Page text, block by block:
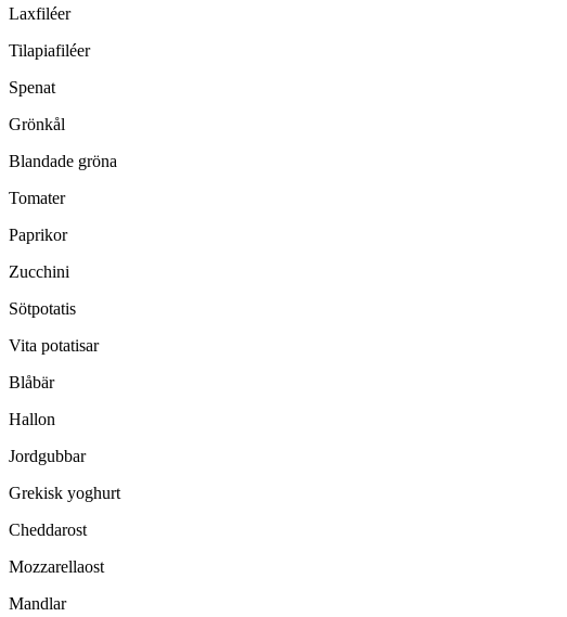
Laxfiléer
Tilapiafiléer
Spenat
Grönkål
Blandade gröna
Tomater
Paprikor
Zucchini
Sötpotatis
Vita potatisar
Blåbär
Hallon
Jordgubbar
Grekisk yoghurt
Cheddarost
Mozzarellaost
Mandlar